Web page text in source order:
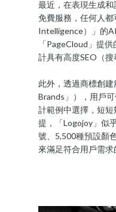
最近，在表現生成
免費服務，任何人
Intelligence）」的
「PageCloud」提
計具有高度SEO（搜
此外，透過商標創
Brands」），用戶
計範例中選擇，短
提，「Logojoy」似
號、5,500種預設顏
來滿足符合用戶需求